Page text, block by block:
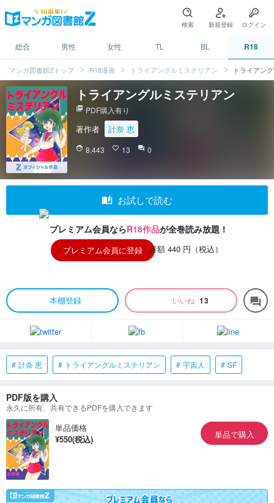
検索 新規登録 ログイン
総合 男性 女性 TL BL R18
マンガ図書館Zトップ R18漫画 トライアングルミステリアン トライアン
トライアングルミステリアン
picture_as_pdf PDF購入有り
著作者 計奈 恵
face 8,443 favorite_border 13 question_answer 0
auto_stories お試しで読む
プレミアム会員ならR18作品が全巻読み放題！
プレミアム会員に登録 月額 440 円（税込）
本棚登録 いいね 13 forum
計奈 恵 トライアングルミステリアン 宇宙人 SF
PDF版を購入
永久に所有、共有できるPDFを購入できます
単品価格
¥550(税込)
単品で購入